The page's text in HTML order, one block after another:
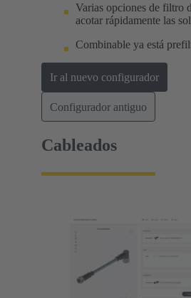
Varias opciones de filtro
acotar rápidamente las
Combinable ya está
Ir al nuevo configurador
Configurador antiguo
Cableados